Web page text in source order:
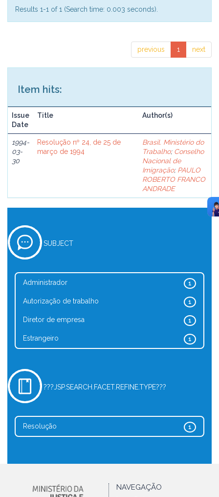
Results 1-1 of 1 (Search time: 0.003 seconds).
previous 1 next
Item hits:
Issue
Date
Title Author(s)
1994-
03-
30
Resolução nº 24, de 25 de
março de 1994
Brasil. Ministério do
Trabalho; Conselho
Nacional de
Imigração; PAULO
ROBERTO FRANCO
ANDRADE
SUBJECT
1
Administrador
1
Autorização de trabalho
1
Diretor de empresa
1
Estrangeiro
???JSP.SEARCH.FACET.REFINE.TYPE???
1
Resolução
NAVEGAÇÃO